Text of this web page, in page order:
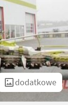
dodatkowe